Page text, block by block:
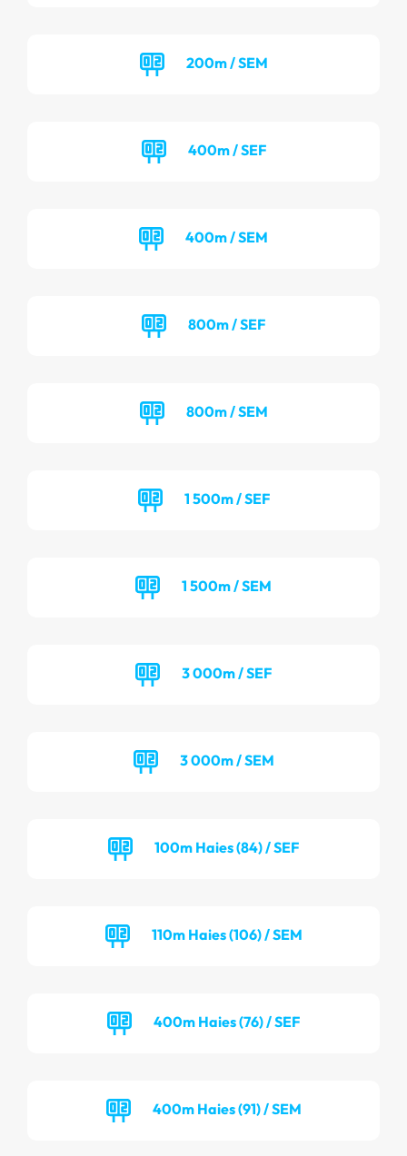
200m / SEM
400m / SEF
400m / SEM
800m / SEF
800m / SEM
1 500m / SEF
1 500m / SEM
3 000m / SEF
3 000m / SEM
100m Haies (84) / SEF
110m Haies (106) / SEM
400m Haies (76) / SEF
400m Haies (91) / SEM